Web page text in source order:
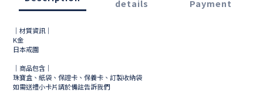
details
Payment
｜材質資訊｜
K金
日本戒圍
｜商品包含｜
珠寶盒、紙袋、保證卡、保養卡、訂製收納袋
如需送禮小卡片請於備註告訴我們